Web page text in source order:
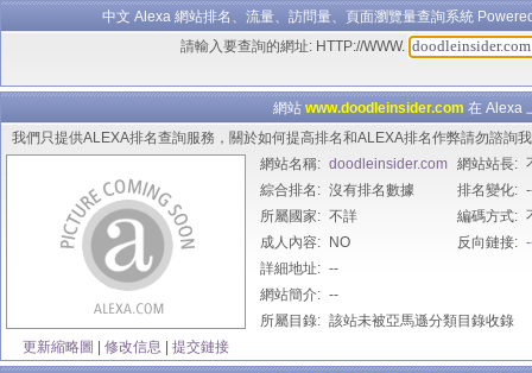
中文 Alexa 網站排名、流量、訪問量、頁面瀏覽量查詢系統
請輸入要查詢的網址: HTTP://WWW.
網站 www.doodleinsider.com 在 Alexa
我們只提供ALEXA排名查詢服務，關於如何提高排名和ALEXA排名作弊請勿諮詢
網站名稱: doodleinsider.com 網站站長:
綜合排名: 沒有排名數據 排名變化:
所屬國家: 不詳 編碼方式:
成人內容:
NO 反向鏈接:
詳細地址: --
網站簡介: --
所屬目錄: 該站未被亞馬遜分類目錄收錄
更新縮略圖
修改信息 提交鏈接